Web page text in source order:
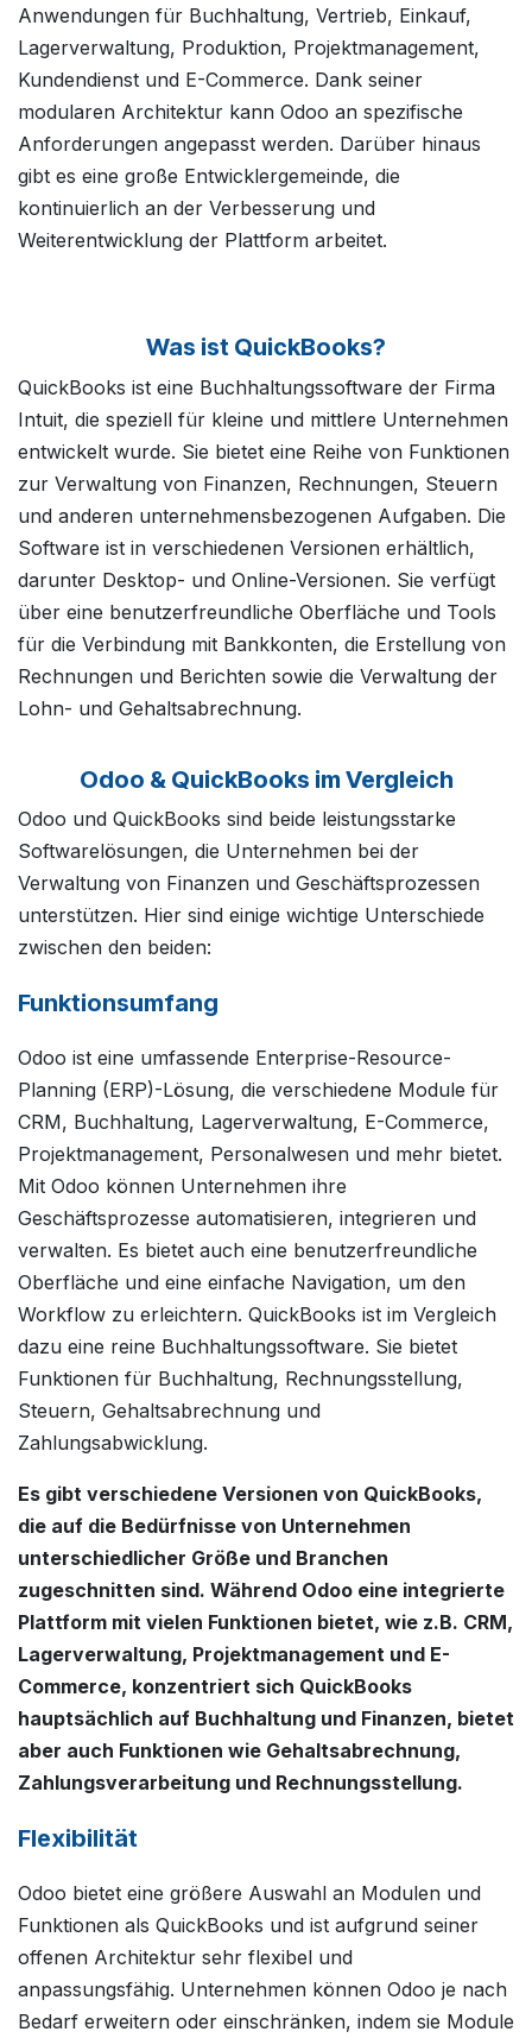
Anwendungen für Buchhaltung, Vertrieb, Einkauf,
Lagerverwaltung, Produktion, Projektmanagement,
Kundendienst und E-Commerce. Dank seiner
modularen Architektur kann Odoo an spezifische
Anforderungen angepasst werden. Darüber hinaus
gibt es eine große Entwicklergemeinde, die
kontinuierlich an der Verbesserung und
Weiterentwicklung der Plattform arbeitet.
Was ist QuickBooks?
QuickBooks ist eine Buchhaltungssoftware der Firma
Intuit, die speziell für kleine und mittlere Unternehmen
entwickelt wurde. Sie bietet eine Reihe von Funktionen
zur Verwaltung von Finanzen, Rechnungen, Steuern
und anderen unternehmensbezogenen Aufgaben. Die
Software ist in verschiedenen Versionen erhältlich,
darunter Desktop- und Online-Versionen. Sie verfügt
über eine benutzerfreundliche Oberfläche und Tools
für die Verbindung mit Bankkonten, die Erstellung von
Rechnungen und Berichten sowie die Verwaltung der
Lohn- und Gehaltsabrechnung.
Odoo & QuickBooks im Vergleich
Odoo und QuickBooks sind beide leistungsstarke
Softwarelösungen, die Unternehmen bei der
Verwaltung von Finanzen und Geschäftsprozessen
unterstützen. Hier sind einige wichtige Unterschiede
zwischen den beiden:
Funktionsumfang
Odoo ist eine umfassende Enterprise-Resource-
Planning (ERP)-Lösung, die verschiedene Module für
CRM, Buchhaltung, Lagerverwaltung, E-Commerce,
Projektmanagement, Personalwesen und mehr bietet.
Mit Odoo können Unternehmen ihre
Geschäftsprozesse automatisieren, integrieren und
verwalten. Es bietet auch eine benutzerfreundliche
Oberfläche und eine einfache Navigation, um den
Workflow zu erleichtern. QuickBooks ist im Vergleich
dazu eine reine Buchhaltungssoftware. Sie bietet
Funktionen für Buchhaltung, Rechnungsstellung,
Steuern, Gehaltsabrechnung und
Zahlungsabwicklung.
Es gibt verschiedene Versionen von QuickBooks,
die auf die Bedürfnisse von Unternehmen
unterschiedlicher Größe und Branchen
zugeschnitten sind. Während Odoo eine integrierte
Plattform mit vielen Funktionen bietet, wie z.B. CRM,
Lagerverwaltung, Projektmanagement und E-
Commerce, konzentriert sich QuickBooks
hauptsächlich auf Buchhaltung und Finanzen, bietet
aber auch Funktionen wie Gehaltsabrechnung,
Zahlungsverarbeitung und Rechnungsstellung.
Flexibilität
Odoo bietet eine größere Auswahl an Modulen und
Funktionen als QuickBooks und ist aufgrund seiner
offenen Architektur sehr flexibel und
anpassungsfähig. Unternehmen können Odoo je nach
Bedarf erweitern oder einschränken, indem sie Module